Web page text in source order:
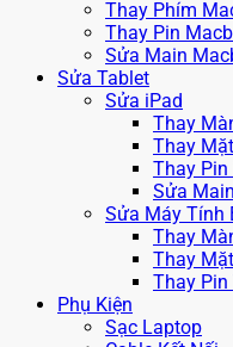
Thay Phím
Thay Pin
Sửa Main
Sửa Tablet
Sửa iPad
Thay
Thay
Thay Pin
Sửa
Sửa Máy Tính
Thay
Thay
Thay Pin
Phụ Kiện
Sạc Laptop